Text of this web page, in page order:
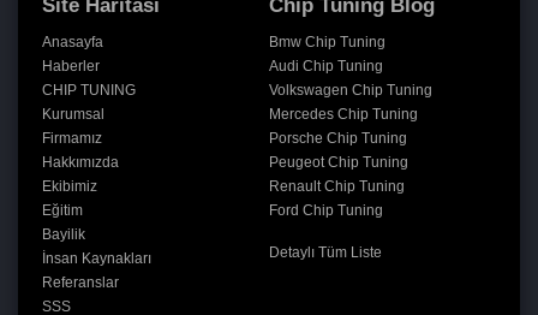
Site Haritası
Anasayfa
Haberler
CHIP TUNING
Kurumsal
Firmamız
Hakkımızda
Ekibimiz
Eğitim
Bayilik
İnsan Kaynakları
Referanslar
SSS
Chip Tuning Blog
Bmw Chip Tuning
Audi Chip Tuning
Volkswagen Chip Tuning
Mercedes Chip Tuning
Porsche Chip Tuning
Peugeot Chip Tuning
Renault Chip Tuning
Ford Chip Tuning
Detaylı Tüm Liste